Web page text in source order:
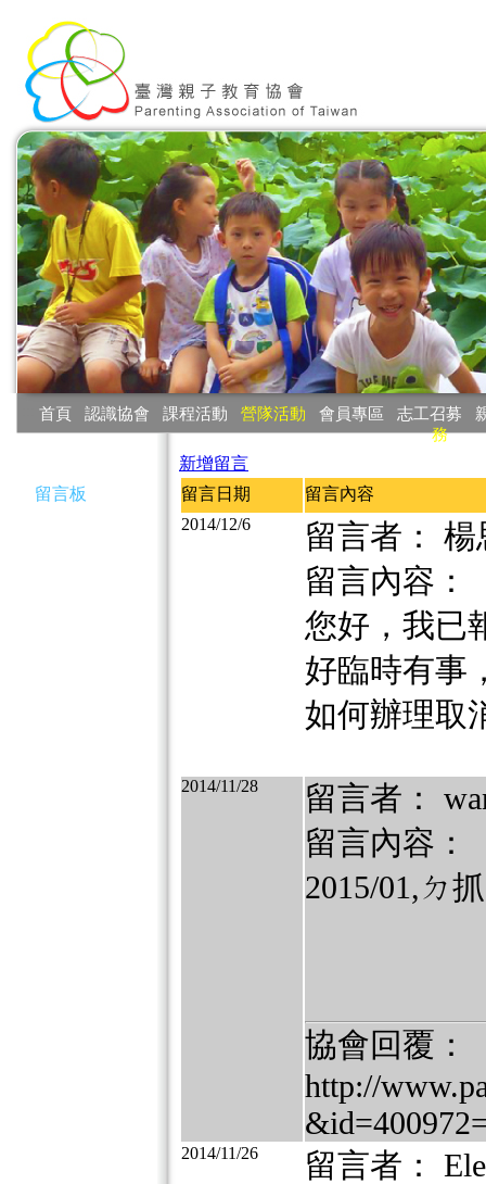
首頁 認識協會 課程活動 營隊活動 會員專區 志工召募
務
留言板
新增留言
留言日期
留言內容
2014/12/6
留言者： 楊
留言內容：
您好，我已
好臨時有事
如何辦理取
2014/11/28
留言者：
留言內容：
2015/01,ㄉ
協會回覆：
http://
2014/11/26
留言者：